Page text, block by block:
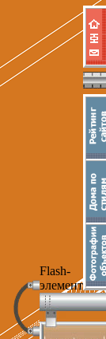
Flash-
элемент